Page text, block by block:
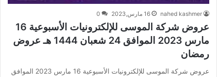
nahed kashmer 16 مارس,2023 0
عروض شركة الموسى للإلكترونيات الأسبوعية 16
مارس 2023 الموافق 24 شعبان 1444 هـ عروض
رمضان
عروض شركة الموسى للإلكترونيات الأسبوعية 16 مارس 2023 الموافق